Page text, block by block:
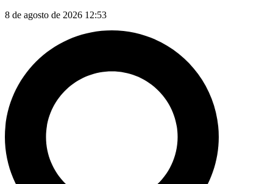
8 de agosto de 2026 12:53